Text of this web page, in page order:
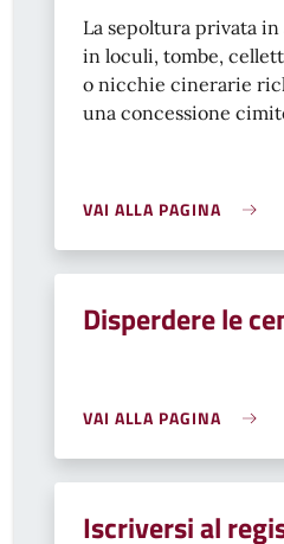
La sepoltura privata
in loculi, tombe,
o nicchie cinerarie
una concessione
VAI ALLA PAGINA
Disperdere le
VAI ALLA PAGINA
Iscriversi al